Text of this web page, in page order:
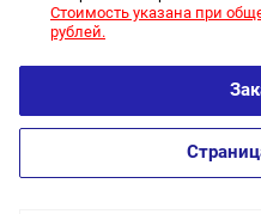
Стоимость указана при
рублей.